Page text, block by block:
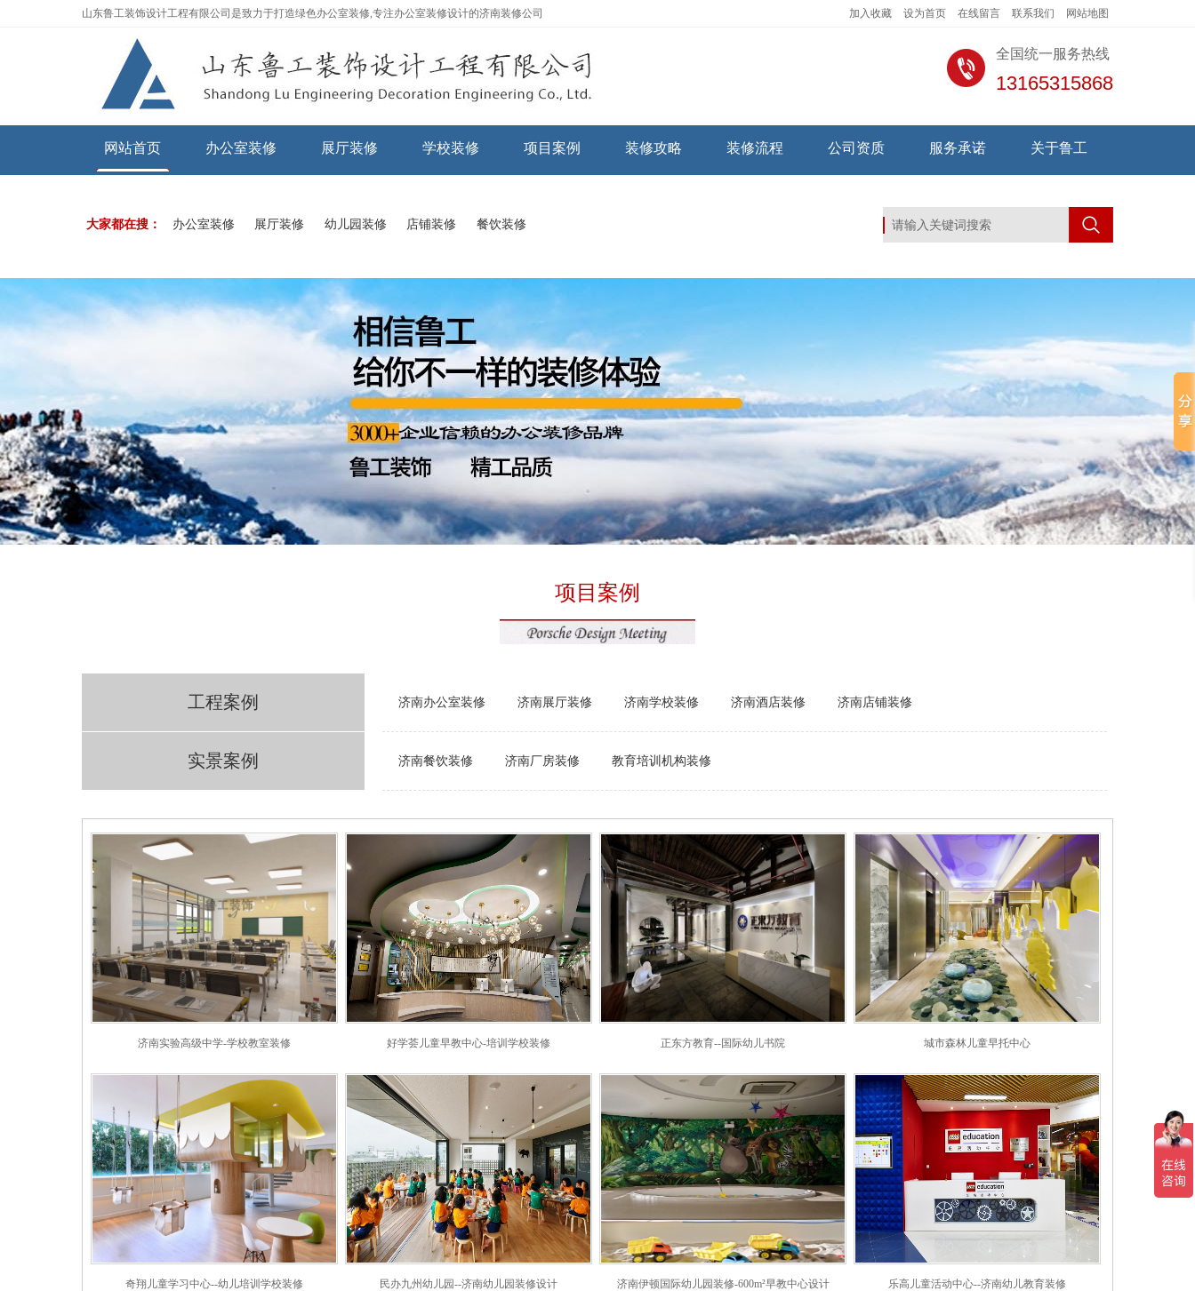
山东鲁工装饰设计工程有限公司是致力于打造绿色办公室装修,专注办公室装修设计的济南装修公司 加入收藏 设为首页 在线留言 联系我们 网站地图
全国统一服务热线
13165315868
网站首页 办公室装修 展厅装修 学校装修 项目案例 装修攻略 装修流程 公司资质 服务承诺 关于鲁工
大家都在搜： 办公室装修 展厅装修 幼儿园装修 店铺装修 餐饮装修
项目案例
工程案例 济南办公室装修 济南展厅装修 济南学校装修 济南酒店装修 济南店铺装修
实景案例 济南餐饮装修 济南厂房装修 教育培训机构装修
济南实验高级中学-学校教室装修 好学荟儿童早教中心-培训学校装修 正东方教育--国际幼儿书院 城市森林儿童早托中心
奇翔儿童学习中心--幼儿培训学校装修 民办九州幼儿园--济南幼儿园装修设计 济南伊顿国际幼儿园装修-600m²早教中心设计 乐高儿童活动中心--济南幼儿教育装修